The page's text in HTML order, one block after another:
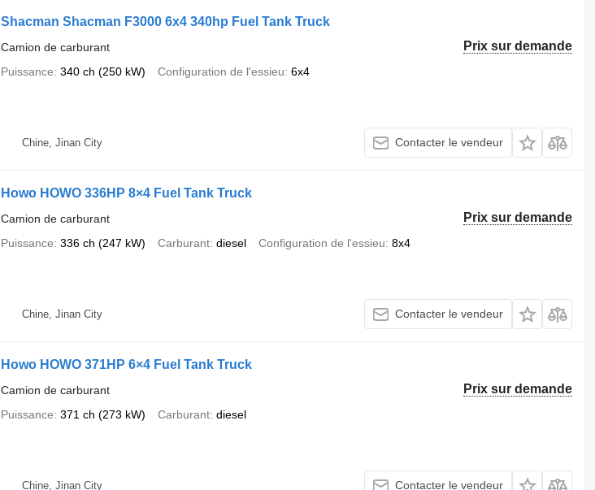
Shacman Shacman F3000 6x4 340hp Fuel Tank Truck
Prix sur demande
Camion de carburant
Puissance 340 ch (250 kW) Configuration de l'essieu 6x4
Chine, Jinan City Contacter le vendeur
Howo HOWO 336HP 8×4 Fuel Tank Truck
Prix sur demande
Camion de carburant
Puissance 336 ch (247 kW) Carburant diesel Configuration de l'essieu 8x4
Chine, Jinan City Contacter le vendeur
Howo HOWO 371HP 6×4 Fuel Tank Truck
Prix sur demande
Camion de carburant
Puissance 371 ch (273 kW) Carburant diesel
Chine, Jinan City Contacter le vendeur